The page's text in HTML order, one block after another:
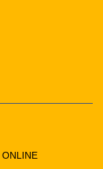
ONLINE